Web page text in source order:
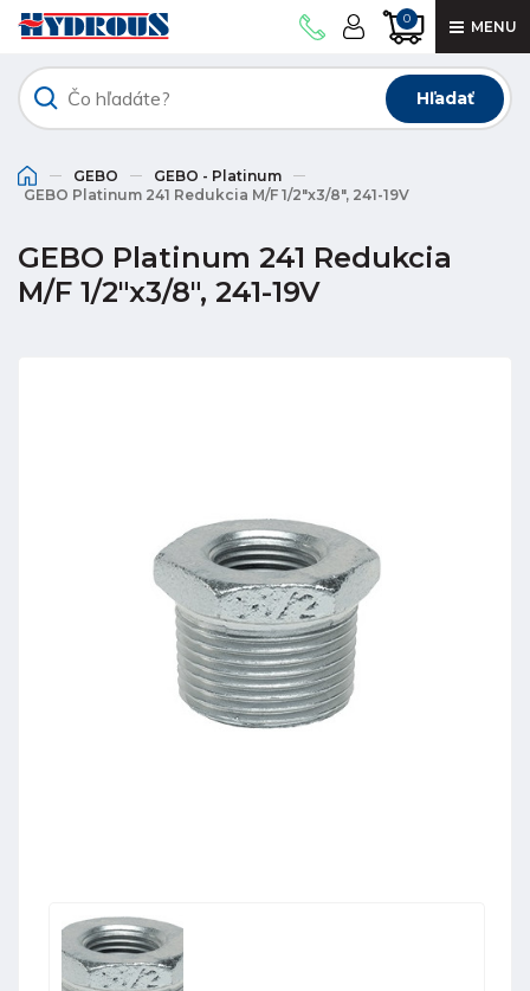
0 MENU
Hľadať
GEBO
GEBO - Platinum
GEBO Platinum 241 Redukcia M/F 1/2"x3/8", 241-19V
GEBO Platinum 241 Redukcia
M/F 1/2"x3/8", 241-19V